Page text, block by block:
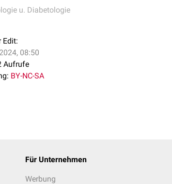
u. Diabetologie
Edit:
08:50
Aufrufe
BY-NC-SA
Für Unternehmen
Werbung